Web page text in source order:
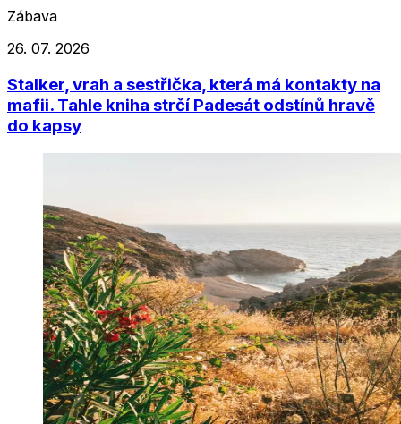
Zábava
26. 07. 2026
Stalker, vrah a sestřička, která má kontakty na
mafii. Tahle kniha strčí Padesát odstínů hravě
do kapsy